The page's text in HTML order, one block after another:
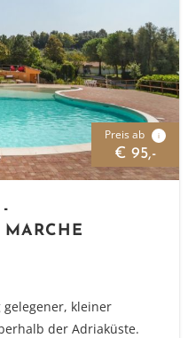
Preis ab i
€ 95,-
kleiner
der Adriaküste.